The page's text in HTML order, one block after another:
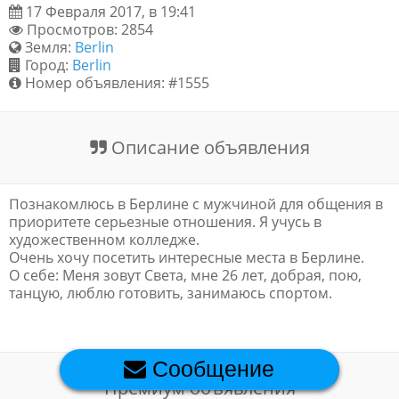
Обратная связь
Новости и статьи
17 Февраля 2017, в 19:41
Просмотров: 2854
Земля: Berlin
Город: Berlin
Номер объявления: #1555
Описание объявления
Познакомлюсь в Берлине с мужчиной для общения в
приоритете серьезные отношения. Я учусь в
художественном колледже.
Очень хочу посетить интересные места в Берлине.
О себе: Меня зовут Света, мне 26 лет, добрая, пою,
танцую, люблю готовить, занимаюсь спортом.
Премиум объявления
Сообщение